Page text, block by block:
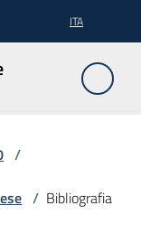
ITA
/
/ Bibliografia